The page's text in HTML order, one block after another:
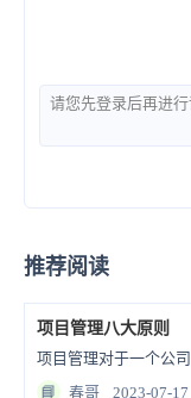
推荐阅读
项目管理八大原则
📘
春哥 2023-07-17